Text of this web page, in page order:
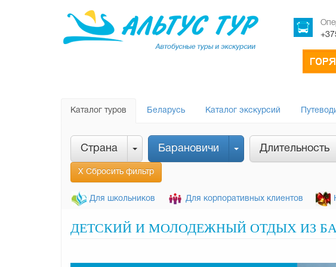
Каталог туров Беларусь Каталог экскурсий
Страна Барановичи Длительность
Х Сбросить фильтр
Для школьников Для корпоративных клиентов
ДЕТСКИЙ И МОЛОДЕЖНЫЙ ОТДЫХ ИЗ